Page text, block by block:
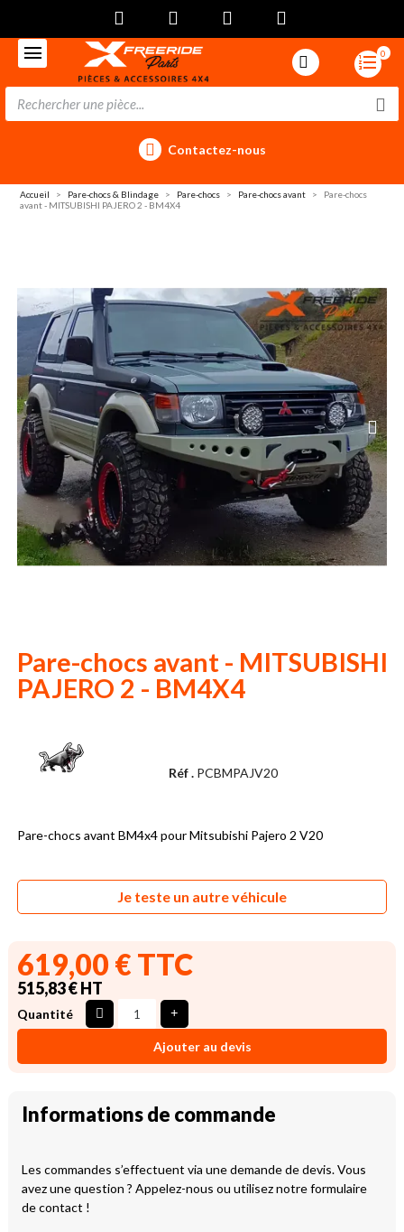
0
Contactez-nous
Accueil Pare-chocs & Blindage Pare-chocs Pare-chocs avant
Pare-chocs
avant - MITSUBISHI PAJERO 2 - BM4X4
Pare-chocs avant - MITSUBISHI
PAJERO 2 - BM4X4
Réf . PCBMPAJV20
Pare-chocs avant BM4x4 pour Mitsubishi Pajero 2 V20
Je teste un autre véhicule
619,00 € TTC
515,83 € HT
Quantité
Ajouter au devis
Informations de commande
Les commandes s’effectuent via une demande de devis. Vous
avez une question ? Appelez-nous ou utilisez notre formulaire
de contact !